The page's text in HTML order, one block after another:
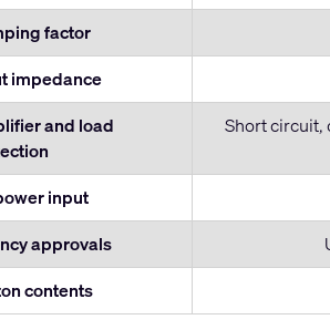
factor
impedance
and load
Short circuit,
input
approvals
contents